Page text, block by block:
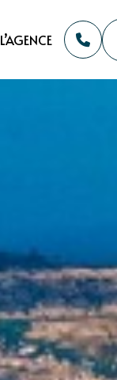
L’AGENCE